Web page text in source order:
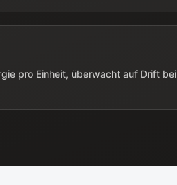
pro Einheit, überwacht auf Drift bei